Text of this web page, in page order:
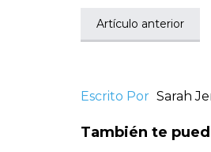
Artículo anterior
Escrito Por Sarah
También te